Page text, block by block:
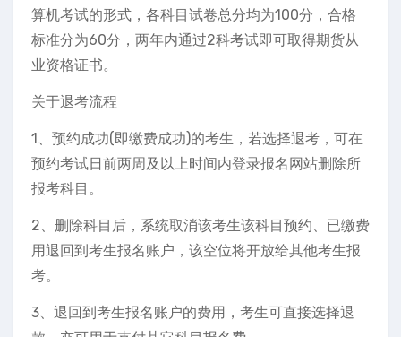
算机考试的形式，各科目试卷总分均为100分，合格
标准分为60分，两年内通过2科考试即可取得期货从
业资格证书。
关于退考流程
1、预约成功(即缴费成功)的考生，若选择退考，可在
预约考试日前两周及以上时间内登录报名网站删除所
报考科目。
2、删除科目后，系统取消该考生该科目预约、已缴费
用退回到考生报名账户，该空位将开放给其他考生报
考。
3、退回到考生报名账户的费用，考生可直接选择退